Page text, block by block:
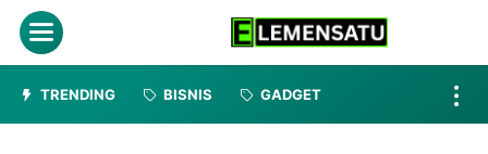
Menu
TRENDING BISNIS GADGET